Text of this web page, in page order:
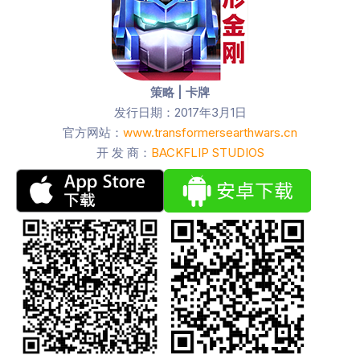
策略 | 卡牌
发行日期：2017年3月1日
官方网站： www.transformersearthwars.cn
开 发 商： BACKFLIP STUDIOS